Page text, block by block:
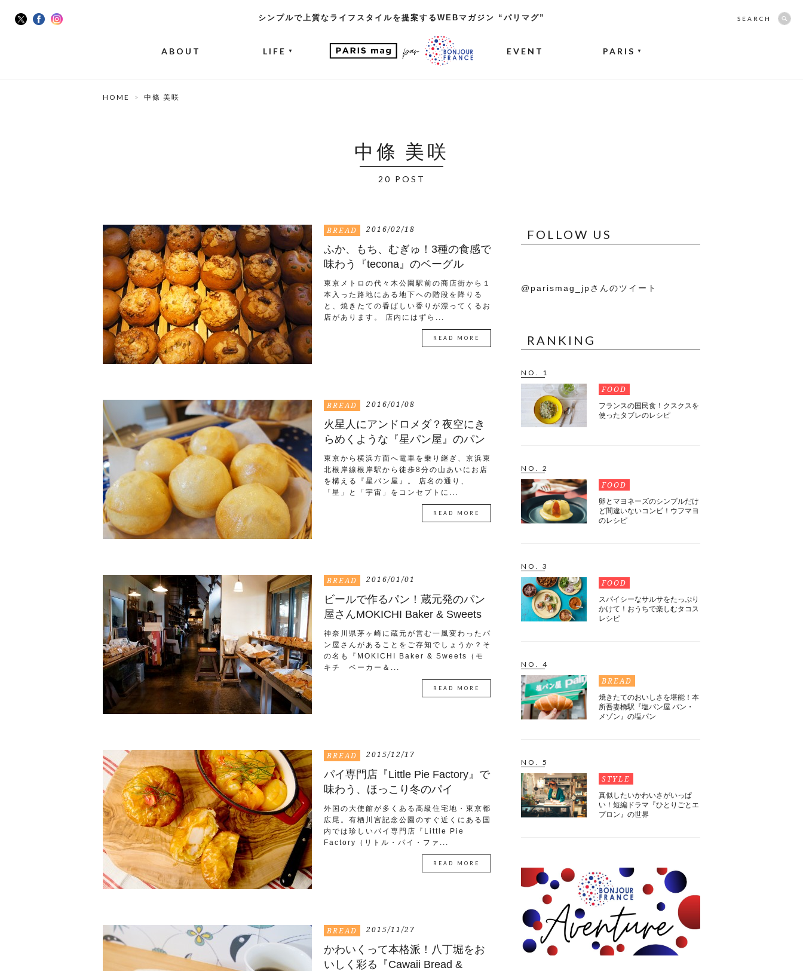
シンプルで上質なライフスタイルを提案するWEBマガジン “パリマグ”
ABOUT LIFE ▼ EVENT PARIS ▼
SEARCH
HOME 中條 美咲
中條 美咲
20 POST
BREAD 2016/02/18
ふか、もち、むぎゅ！3種の食感で
味わう『tecona』のベーグル
東京メトロの代々木公園駅前の商店街から１
本入った路地にある地下への階段を降りる
と、焼きたての香ばしい香りが漂ってくるお
店があります。 店内にはずら...
READ MORE
BREAD 2016/01/08
火星人にアンドロメダ？夜空にき
らめくような『星パン屋』のパン
東京から横浜方面へ電車を乗り継ぎ、京浜東
北根岸線根岸駅から徒歩8分の山あいにお店
を構える『星パン屋』。 店名の通り、
「星」と「宇宙」をコンセプトに...
READ MORE
BREAD 2016/01/01
ビールで作るパン！蔵元発のパン
屋さんMOKICHI Baker & Sweets
神奈川県茅ヶ崎に蔵元が営む一風変わったパ
ン屋さんがあることをご存知でしょうか？そ
の名も『MOKICHI Baker & Sweets（モ
キチ ベーカー＆...
READ MORE
BREAD 2015/12/17
パイ専門店『Little Pie Factory』で
味わう、ほっこり冬のパイ
外国の大使館が多くある高級住宅地・東京都
広尾。有栖川宮記念公園のすぐ近くにある国
内では珍しいパイ専門店『Little Pie
Factory（リトル・パイ・ファ...
READ MORE
BREAD 2015/11/27
かわいくって本格派！八丁堀をお
いしく彩る『Cawaii Bread &
FOLLOW US
@parismag_jpさんのツイート
RANKING
NO. 1
FOOD
フランスの国民食！クスクスを
使ったタブレのレシピ
NO. 2
FOOD
卵とマヨネーズのシンプルだけ
ど間違いないコンビ！ウフマヨ
のレシピ
NO. 3
FOOD
スパイシーなサルサをたっぷり
かけて！おうちで楽しむタコス
レシピ
NO. 4
BREAD
焼きたてのおいしさを堪能！本
所吾妻橋駅『塩パン屋 パン・
メゾン』の塩パン
NO. 5
STYLE
真似したいかわいさがいっぱ
い！短編ドラマ『ひとりごとエ
プロン』の世界